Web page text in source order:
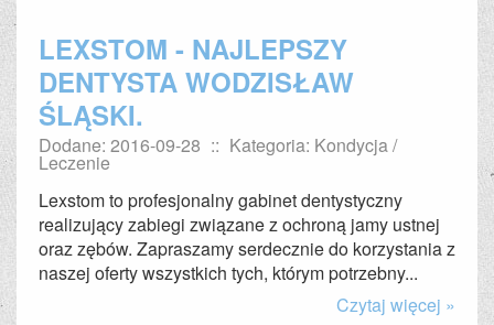
LEXSTOM - NAJLEPSZY
DENTYSTA WODZISŁAW
ŚLĄSKI.
Dodane: 2016-09-28 :: Kategoria: Kondycja /
Leczenie
Lexstom to profesjonalny gabinet dentystyczny
realizujący zabiegi związane z ochroną jamy ustnej
oraz zębów. Zapraszamy serdecznie do korzystania z
naszej oferty wszystkich tych, którym potrzebny...
Czytaj więcej »